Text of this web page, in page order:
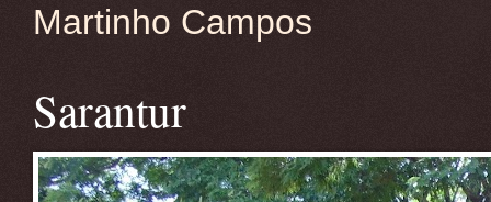
Martinho Campos
Sarantur